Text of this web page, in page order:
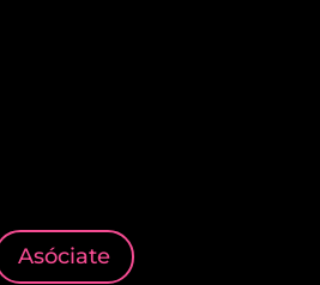
Asóciate